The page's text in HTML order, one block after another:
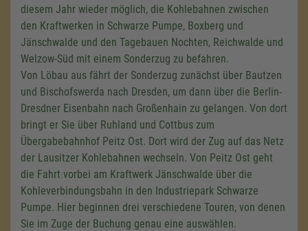
diesem Jahr wieder möglich, die Kohlebahnen zwischen
den Kraftwerken in Schwarze Pumpe, Boxberg und
Jänschwalde und den Tagebauen Nochten, Reichwalde und
Welzow-Süd mit einem Sonderzug zu befahren.
Von Löbau aus fährt der Sonderzug zunächst über Bautzen
und Bischofswerda nach Dresden, um dann über die Berlin-
Dresdner Eisenbahn nach Großenhain zu gelangen. Von dort
bringt er Sie über Ruhland und Cottbus zum
Übergabebahnhof Peitz Ost. Dort wird der Zug auf das Netz
der Lausitzer Kohlebahnen wechseln. Von Peitz Ost geht
die Fahrt vorbei am Kraftwerk Jänschwalde über die
Kohleverbindungsbahn in den Industriepark Schwarze
Pumpe. Hier beginnen drei verschiedene Touren, von denen
Sie im Zuge der Buchung genau eine auswählen.